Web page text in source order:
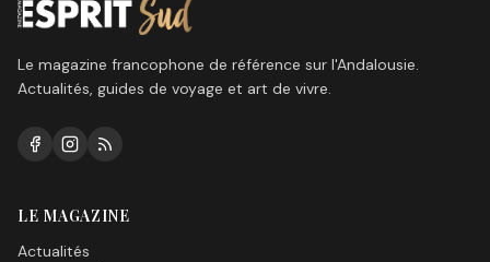
Le magazine francophone de référence sur l'Andalousie.
Actualités, guides de voyage et art de vivre.
LE MAGAZINE
Actualités